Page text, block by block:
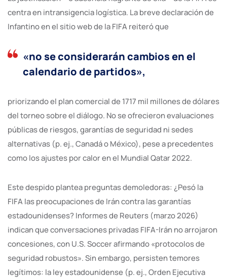
centra en intransigencia logística. La breve declaración de
Infantino en el sitio web de la FIFA reiteró que
«no se considerarán cambios en el
calendario de partidos»,
priorizando el plan comercial de 1717 mil millones de dólares
del torneo sobre el diálogo. No se ofrecieron evaluaciones
públicas de riesgos, garantías de seguridad ni sedes
alternativas (p. ej., Canadá o México), pese a precedentes
como los ajustes por calor en el Mundial Qatar 2022.
Este despido plantea preguntas demoledoras: ¿Pesó la
FIFA las preocupaciones de Irán contra las garantías
estadounidenses? Informes de Reuters (marzo 2026)
indican que conversaciones privadas FIFA-Irán no arrojaron
concesiones, con U.S. Soccer afirmando «protocolos de
seguridad robustos». Sin embargo, persisten temores
legítimos: la ley estadounidense (p. ej., Orden Ejecutiva